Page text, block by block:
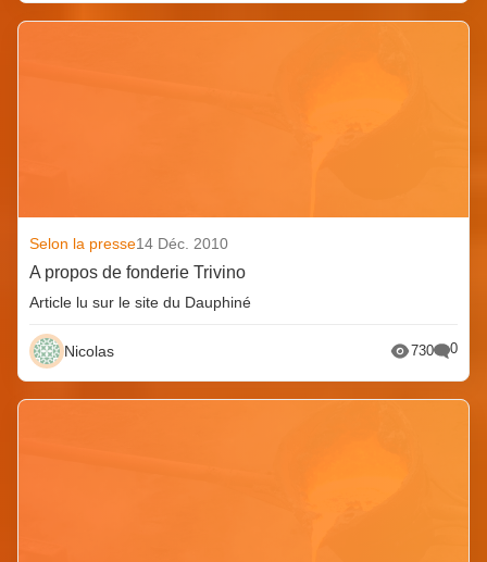
Selon la presse14 Déc. 2010
A propos de fonderie Trivino
Article lu sur le site du Dauphiné
Nicolas 730 0